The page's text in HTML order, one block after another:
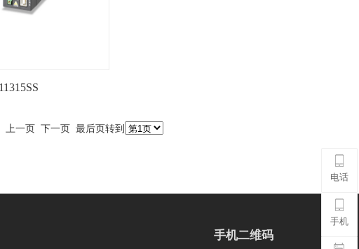
一页 下一页 最后页转到
手机二维码
电话
手机